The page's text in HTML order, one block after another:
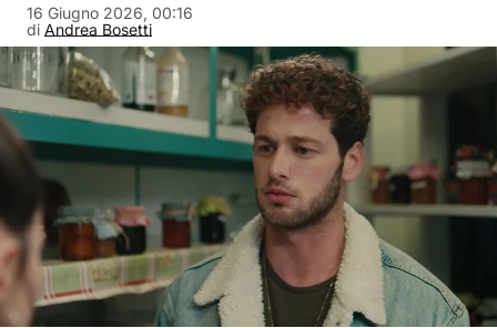
di Andrea Bosetti
16 Giugno 2026, 00:16